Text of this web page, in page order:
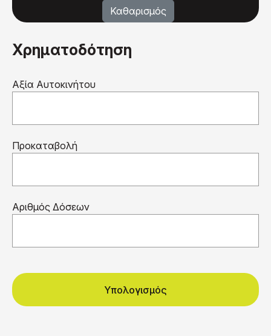
Χρηματοδότηση
Αξία Αυτοκινήτου
Προκαταβολή
Αριθμός Δόσεων
Υπολογισμός